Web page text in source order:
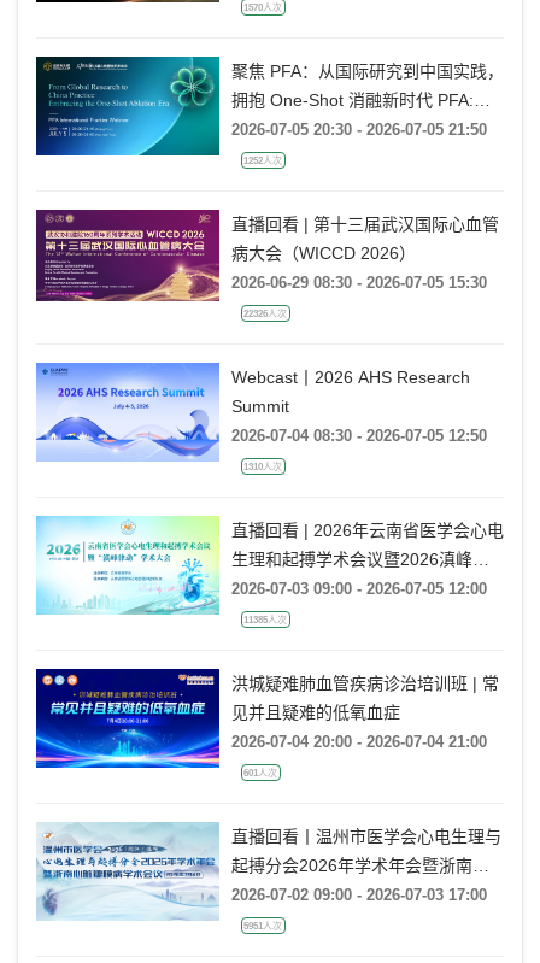
1570人次
聚焦 PFA：从国际研究到中国实践，
拥抱 One-Shot 消融新时代 PFA:
From Global Research to China
Practice, Embracing the One-Shot
题会
2026-07-05 20:30 - 2026-07-05 21:50
1252人次
直播回看 | 第十三届武汉国际心血管
病大会（WICCD 2026）
2026-06-29 08:30 - 2026-07-05 15:30
22326人次
Webcast丨2026 AHS Research
Summit
2026-07-04 08:30 - 2026-07-05 12:50
1310人次
直播回看 | 2026年云南省医学会心电
生理和起搏学术会议暨2026滇峰律
动学术大会
2026-07-03 09:00 - 2026-07-05 12:00
11385人次
洪城疑难肺血管疾病诊治培训班 | 常
见并且疑难的低氧血症
2026-07-04 20:00 - 2026-07-04 21:00
601人次
直播回看丨温州市医学会心电生理与
起搏分会2026年学术年会暨浙南心
脏瓣膜病学术会议
2026-07-02 09:00 - 2026-07-03 17:00
5951人次